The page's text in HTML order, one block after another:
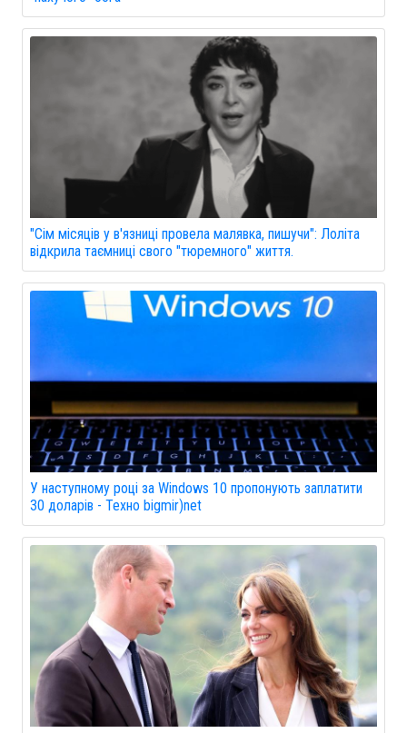
"Сім місяців у в'язниці провела малявка, пишучи": Лоліта
відкрила таємниці свого "тюремного" життя.
У наступному році за Windows 10 пропонують заплатити
30 доларів - Техно bigmir)net